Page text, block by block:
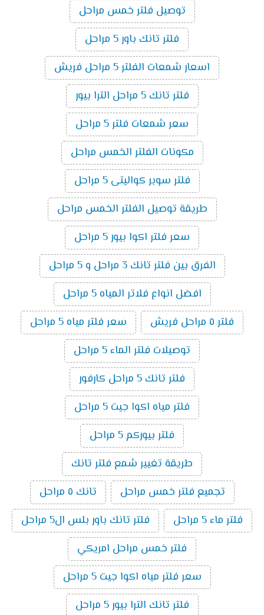
توصيل فلتر خمس مراحل
فلتر تانك باور 5 مراحل
اسعار شمعات الفلتر 5 مراحل فريش
فلتر تانك 5 مراحل الترا بيور
سعر شمعات فلتر 5 مراحل
مكونات الفلتر الخمس مراحل
فلتر سوبر كواليتى 5 مراحل
طريقة توصيل الفلتر الخمس مراحل
سعر فلتر اكوا بيور 5 مراحل
الفرق بين فلتر تانك 3 مراحل و 5 مراحل
افضل انواع فلاتر المياه 5 مراحل
فلتر ٥ مراحل فريش
سعر فلتر مياه 5 مراحل
توصيلات فلتر الماء 5 مراحل
فلتر تانك 5 مراحل كارفور
فلتر مياه اكوا جيت 5 مراحل
فلتر بيوركم 5 مراحل
طريقة تغيير شمع فلتر تانك
تجميع فلتر خمس مراحل
تانك ٥ مراحل
فلتر ماء 5 مراحل
فلتر تانك باور بلس ال5 مراحل
فلتر خمس مراحل امريكي
سعر فلتر مياه اكوا جيت 5 مراحل
فلتر تانك الترا بيور 5 مراحل